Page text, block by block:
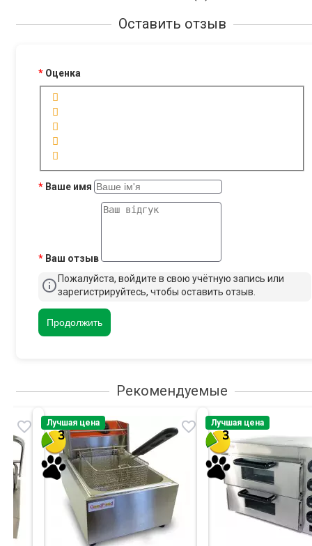
Оставить отзыв
Оценка
Ваше имя
Ваш отзыв
Пожалуйста, войдите в свою учётную запись или
зарегистрируйтесь, чтобы оставить отзыв.
Продолжить
Рекомендуемые
Лучшая цена Лучшая цена